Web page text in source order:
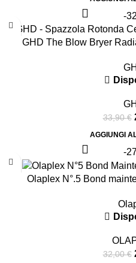
-
GHD The Blow Bryer
33,90€
AGGIUNGI
-
Olaplex N°.5 Bond
32,00€